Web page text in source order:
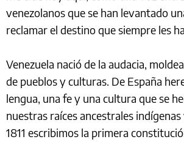
venezolanos que se han levantado
reclamar el destino que siempre les
Venezuela nació de la audacia,
de pueblos y culturas. De España
lengua, una fe y una cultura que se
nuestras raíces ancestrales
1811 escribimos la primera